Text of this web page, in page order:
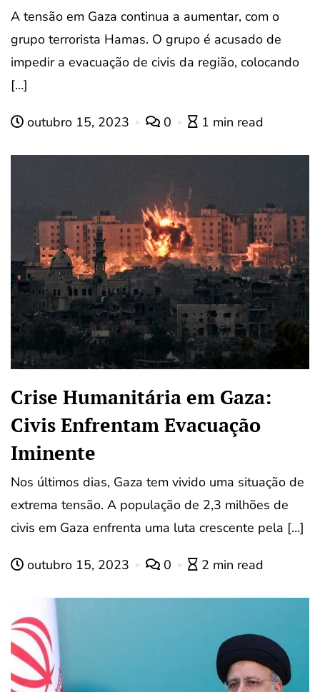
A tensão em Gaza continua a aumentar, com o
grupo terrorista Hamas. O grupo é acusado de
impedir a evacuação de civis da região, colocando
[…]
outubro 15, 2023 0 1 min read
Crise Humanitária em Gaza:
Civis Enfrentam Evacuação
Iminente
Nos últimos dias, Gaza tem vivido uma situação de
extrema tensão. A população de 2,3 milhões de
civis em Gaza enfrenta uma luta crescente pela […]
outubro 15, 2023 0 2 min read